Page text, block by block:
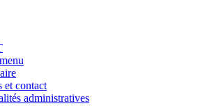
et contact
administratives